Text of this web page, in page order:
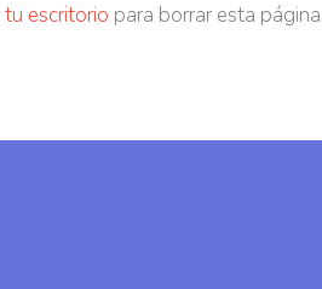
tu escritorio para borrar esta